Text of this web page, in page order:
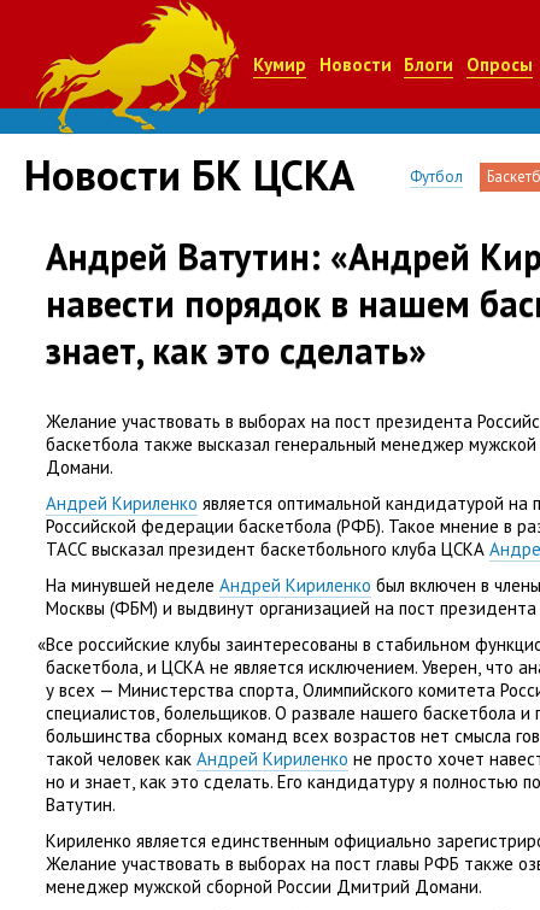
Кумир Новости Блоги Опросы
Новости БК ЦСКА Футбол
Андрей Ватутин: «Андрей
навести порядок в нашем
знает, как это сделать»
Желание участвовать в выборах на пост президента
баскетбола также высказал генеральный менеджер
Домани.
Андрей Кириленко является оптимальной кандидатурой на
Российской федерации баскетбола (РФБ). Такое мнение в
ТАСС высказал президент баскетбольного клуба ЦСКА
На минувшей неделе Андрей Кириленко был включен в
Москвы (ФБМ) и выдвинут организацией на пост
«Все российские клубы заинтересованы в стабильном
баскетбола, и ЦСКА не является исключением. Уверен, что
у всех — Министерства спорта, Олимпийского комитета
специалистов, болельщиков. О развале нашего баскетбола и
большинства сборных команд всех возрастов нет смысла
такой человек как Андрей Кириленко не просто хочет
но и знает, как это сделать. Его кандидатуру я полностью
Ватутин.
Кириленко является единственным официально
Желание участвовать в выборах на пост главы РФБ также
менеджер мужской сборной России Дмитрий Домани.